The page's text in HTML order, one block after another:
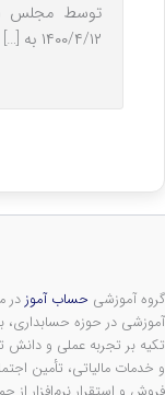
توسط مجلس
۱۴۰۰/۴/۱۲ به […]
گروه آموزشی حساب آموز
آموزشی در حوزه
تکیه بر تجربه عملی و
و خدمات مالیاتی، تأمین